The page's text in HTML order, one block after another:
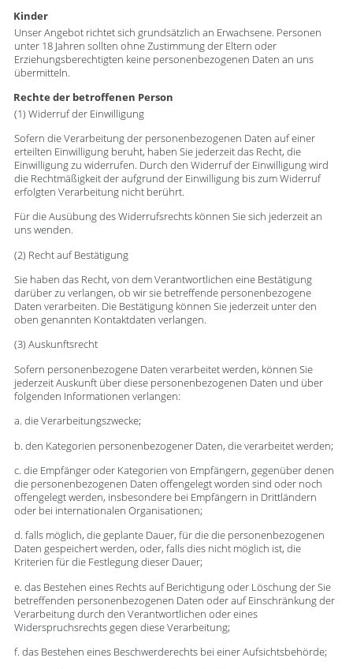
Kinder
Unser Angebot richtet sich grundsätzlich an Erwachsene. Personen
unter 18 Jahren sollten ohne Zustimmung der Eltern oder
Erziehungsberechtigten keine personenbezogenen Daten an uns
übermitteln.
Rechte der betroffenen Person
(1) Widerruf der Einwilligung
Sofern die Verarbeitung der personenbezogenen Daten auf einer
erteilten Einwilligung beruht, haben Sie jederzeit das Recht, die
Einwilligung zu widerrufen. Durch den Widerruf der Einwilligung wird
die Rechtmäßigkeit der aufgrund der Einwilligung bis zum Widerruf
erfolgten Verarbeitung nicht berührt.
Für die Ausübung des Widerrufsrechts können Sie sich jederzeit an
uns wenden.
(2) Recht auf Bestätigung
Sie haben das Recht, von dem Verantwortlichen eine Bestätigung
darüber zu verlangen, ob wir sie betreffende personenbezogene
Daten verarbeiten. Die Bestätigung können Sie jederzeit unter den
oben genannten Kontaktdaten verlangen.
(3) Auskunftsrecht
Sofern personenbezogene Daten verarbeitet werden, können Sie
jederzeit Auskunft über diese personenbezogenen Daten und über
folgenden Informationen verlangen:
a. die Verarbeitungszwecke;
b. den Kategorien personenbezogener Daten, die verarbeitet werden;
c. die Empfänger oder Kategorien von Empfängern, gegenüber denen
die personenbezogenen Daten offengelegt worden sind oder noch
offengelegt werden, insbesondere bei Empfängern in Drittländern
oder bei internationalen Organisationen;
d. falls möglich, die geplante Dauer, für die die personenbezogenen
Daten gespeichert werden, oder, falls dies nicht möglich ist, die
Kriterien für die Festlegung dieser Dauer;
e. das Bestehen eines Rechts auf Berichtigung oder Löschung der Sie
betreffenden personenbezogenen Daten oder auf Einschränkung der
Verarbeitung durch den Verantwortlichen oder eines
Widerspruchsrechts gegen diese Verarbeitung;
f. das Bestehen eines Beschwerderechts bei einer Aufsichtsbehörde;